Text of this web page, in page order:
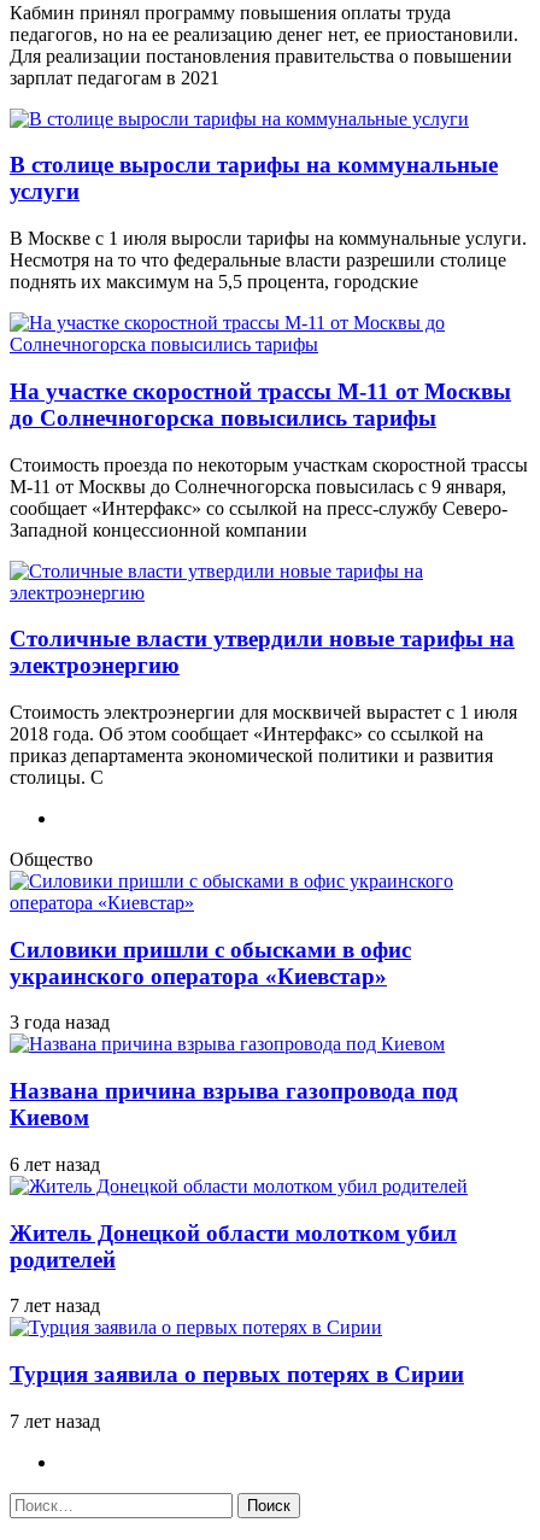
Кабмин принял программу повышения оплаты труда
педагогов, но на ее реализацию денег нет, ее приостановили.
Для реализации постановления правительства о повышении
зарплат педагогам в 2021
В столице выросли тарифы на коммунальные
услуги
В Москве с 1 июля выросли тарифы на коммунальные услуги.
Несмотря на то что федеральные власти разрешили столице
поднять их максимум на 5,5 процента, городские
На участке скоростной трассы М-11 от Москвы
до Солнечногорска повысились тарифы
Стоимость проезда по некоторым участкам скоростной трассы
М-11 от Москвы до Солнечногорска повысилась с 9 января,
сообщает «Интерфакс» со ссылкой на пресс-службу Северо-
Западной концессионной компании
Столичные власти утвердили новые тарифы на
электроэнергию
Стоимость электроэнергии для москвичей вырастет с 1 июля
2018 года. Об этом сообщает «Интерфакс» со ссылкой на
приказ департамента экономической политики и развития
столицы. С
Общество
Силовики пришли с обысками в офис
украинского оператора «Киевстар»
3 года назад
Названа причина взрыва газопровода под
Киевом
6 лет назад
Житель Донецкой области молотком убил
родителей
7 лет назад
Турция заявила о первых потерях в Сирии
7 лет назад
Найти: